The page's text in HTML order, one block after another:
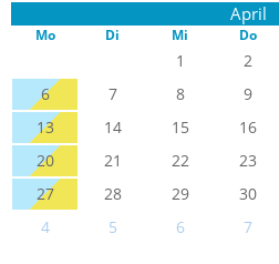
April
Mo Di Mi Do
1 2
6
7 8 9
13
14 15 16
20
21 22 23
27
28 29 30
4
5 6 7